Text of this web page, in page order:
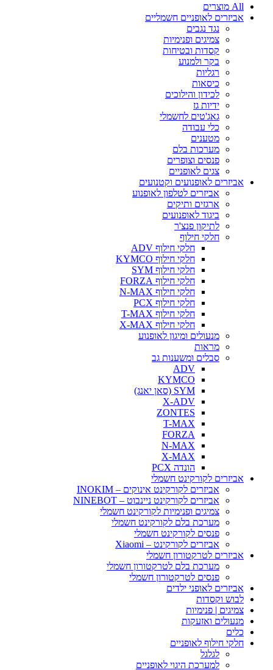
All מוצרים
אביזרים לאופניים חשמליים
נגד נגבים
צמיגים ופנימיות
קסדות ובטיחות
בקר ולמנוע
רגליות
כיסאות
לכידון והילוכים
ידיות גז
גאג'טים לחשמלי
כלי עבודה
מטענים
מערכות בלם
פנסים וצופרים
צגים לאופניים
אביזרים לאופנועים וקטנועים
אביזרים לטלפון לאופנוע
ארגזים ותיקים
ביגוד לאופנועים
לתיקון פנצ'ר
חלקי חילוף
חלקי חילוף ADV
חלקי חילוף KYMCO
חלקי חילוף SYM
חלקי חילוף FORZA
חלקי חילוף N-MAX
חלקי חילוף PCX
חלקי חילוף T-MAX
חלקי חילוף X-MAX
מנעולים ומיגון לאופנוע
מראות
סבלים ומשענות גב
ADV
KYMCO
SYM (סאן יאנג)
X-ADV
ZONTES
T-MAX
FORZA
N-MAX
X-MAX
הונדה PCX
אביזרים לקורקינט חשמלי
אביזרים לקורקינט אינוקים – INOKIM
אביזרים לקורקינט ניינבוט – NINEBOT
צמיגים ופנימיות לקורקינט חשמלי
מערכת בלם לקורקינט חשמלי
פנסים לקורקינט חשמלי
אביזרים לקורקינט – Xiaomi
אביזרים לטרקטורון חשמלי
מערכת בלם לטרקטורון חשמלי
פנסים לטרקטורון חשמלי
אביזרים לאופני ילדים
לבוש וקסדות
צמיגים | פנימיות
מנעולים ואזעקות
כלים
חלקי חילוף לאופניים
לגלגל
למערכת היגוי לאופניים